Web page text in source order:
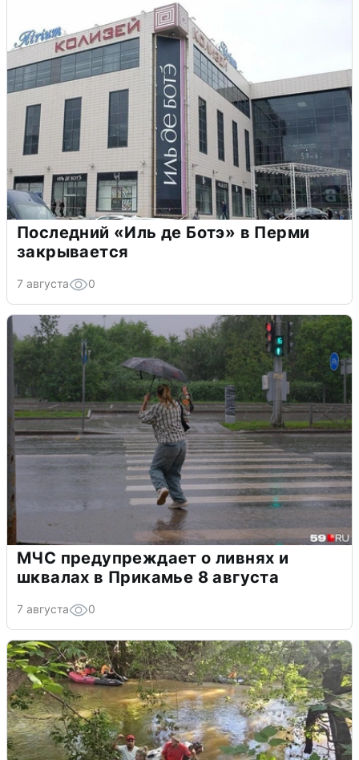
Последний «Иль де Ботэ» в Перми
закрывается
7 августа 0
МЧС предупреждает о ливнях и
шквалах в Прикамье 8 августа
7 августа 0